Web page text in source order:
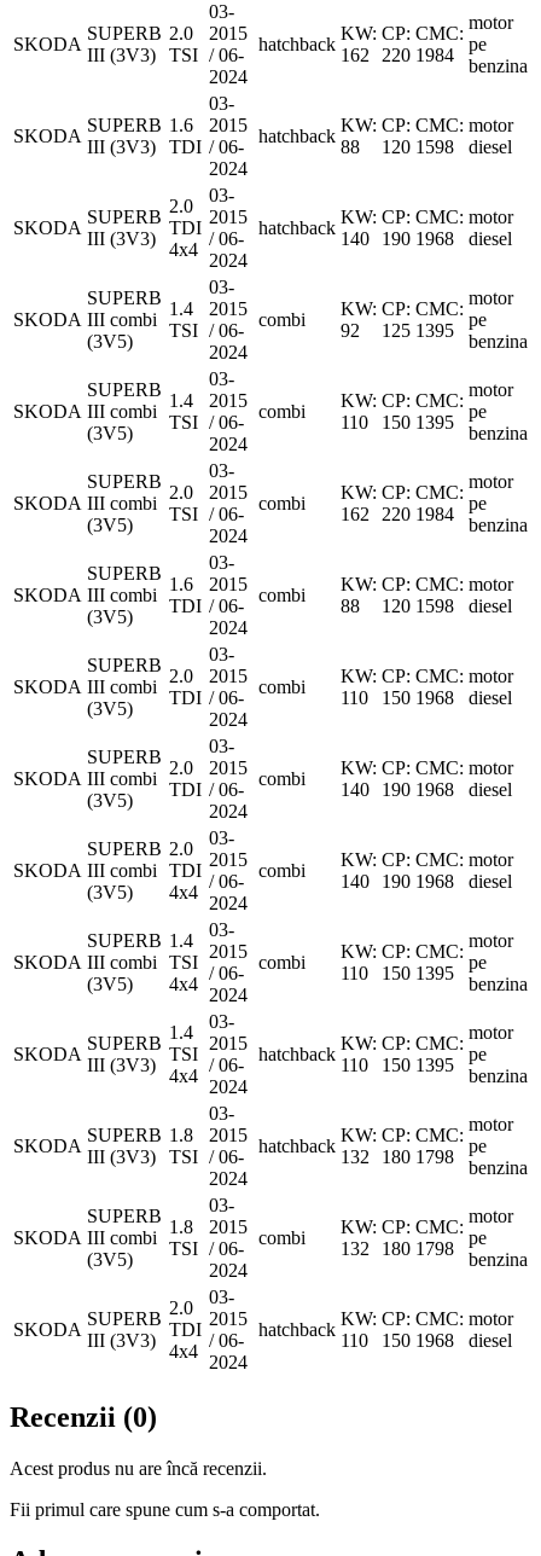
SKODA
SUPERB
III (3V3)
2.0
TSI
03-
2015
/ 06-
2024
hatchback
KW:
162
CP:
220
CMC:
1984
motor
pe
benzina
SKODA
SUPERB
III (3V3)
1.6
TDI
03-
2015
/ 06-
2024
hatchback
KW:
88
CP:
120
CMC:
1598
motor
diesel
SKODA
SUPERB
III (3V3)
2.0
TDI
4x4
03-
2015
/ 06-
2024
hatchback
KW:
140
CP:
190
CMC:
1968
motor
diesel
SKODA
SUPERB
III combi
(3V5)
1.4
TSI
03-
2015
/ 06-
2024
combi
KW:
92
CP:
125
CMC:
1395
motor
pe
benzina
SKODA
SUPERB
III combi
(3V5)
1.4
TSI
03-
2015
/ 06-
2024
combi
KW:
110
CP:
150
CMC:
1395
motor
pe
benzina
SKODA
SUPERB
III combi
(3V5)
2.0
TSI
03-
2015
/ 06-
2024
combi
KW:
162
CP:
220
CMC:
1984
motor
pe
benzina
SKODA
SUPERB
III combi
(3V5)
1.6
TDI
03-
2015
/ 06-
2024
combi
KW:
88
CP:
120
CMC:
1598
motor
diesel
SKODA
SUPERB
III combi
(3V5)
2.0
TDI
03-
2015
/ 06-
2024
combi
KW:
110
CP:
150
CMC:
1968
motor
diesel
SKODA
SUPERB
III combi
(3V5)
2.0
TDI
03-
2015
/ 06-
2024
combi
KW:
140
CP:
190
CMC:
1968
motor
diesel
SKODA
SUPERB
III combi
(3V5)
2.0
TDI
4x4
03-
2015
/ 06-
2024
combi
KW:
140
CP:
190
CMC:
1968
motor
diesel
SKODA
SUPERB
III combi
(3V5)
1.4
TSI
4x4
03-
2015
/ 06-
2024
combi
KW:
110
CP:
150
CMC:
1395
motor
pe
benzina
SKODA
SUPERB
III (3V3)
1.4
TSI
4x4
03-
2015
/ 06-
2024
hatchback
KW:
110
CP:
150
CMC:
1395
motor
pe
benzina
SKODA
SUPERB
III (3V3)
1.8
TSI
03-
2015
/ 06-
2024
hatchback
KW:
132
CP:
180
CMC:
1798
motor
pe
benzina
SKODA
SUPERB
III combi
(3V5)
1.8
TSI
03-
2015
/ 06-
2024
combi
KW:
132
CP:
180
CMC:
1798
motor
pe
benzina
SKODA
SUPERB
III (3V3)
2.0
TDI
4x4
03-
2015
/ 06-
2024
hatchback
KW:
110
CP:
150
CMC:
1968
motor
diesel
Recenzii (0)
Acest produs nu are încă recenzii.
Fii primul care spune cum s-a comportat.